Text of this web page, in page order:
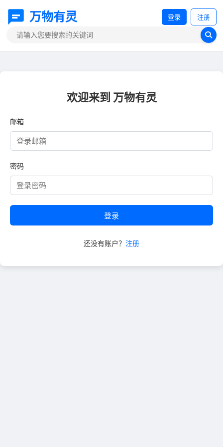
万物有灵 登录 注册
欢迎来到 万物有灵
邮箱
密码
登录
还没有账户？ 注册